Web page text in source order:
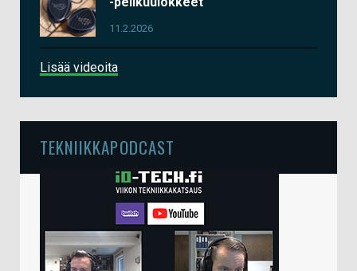
11.2.2026
Lisää videoita
TEKNIIKKAPODCAST